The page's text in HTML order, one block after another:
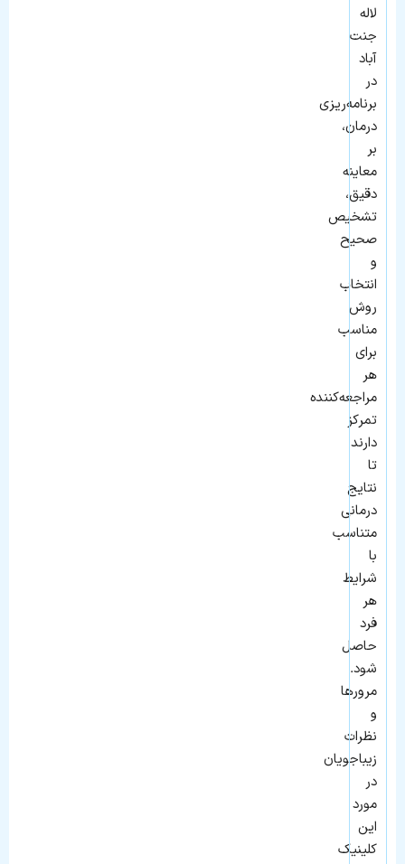
لاله
جنت
آباد
در
برنامه‌ریزی
درمان،
بر
معاینه
دقیق،
تشخیص
صحیح
و
انتخاب
روش
مناسب
برای
هر
مراجعه‌کننده
تمرکز
دارند
تا
نتایج
درمانی
متناسب
با
شرایط
هر
فرد
حاصل
شود.
مرورها
و
نظرات
زیباجویان
در
مورد
این
کلینیک